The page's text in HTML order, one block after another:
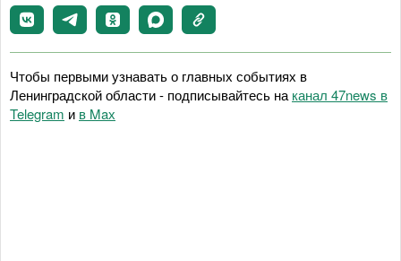
Чтобы первыми узнавать о главных событиях в
Ленинградской области - подписывайтесь на канал 47news в
Telegram и в Maх